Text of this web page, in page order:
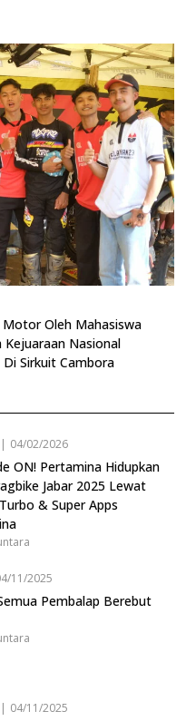
Motor Oleh Mahasiswa
Kejuaraan Nasional
Sirkuit Cambora
| 04/02/2026
ON! Pertamina Hidupkan
Jabar 2025 Lewat
& Super Apps
11/2025
Pembalap Berebut
| 04/11/2025